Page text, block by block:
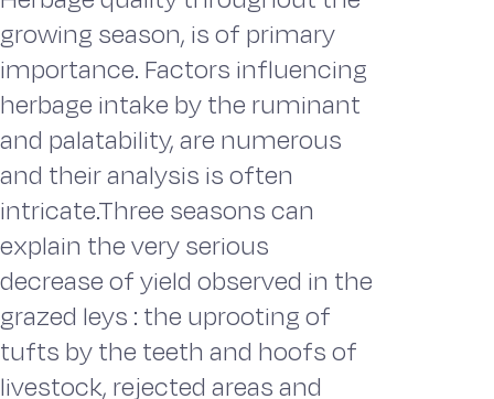
growing season, is of primary
importance. Factors influencing
herbage intake by the ruminant
and palatability, are numerous
and their analysis is often
intricate.Three seasons can
explain the very serious
decrease of yield observed in the
grazed leys : the uprooting of
tufts by the teeth and hoofs of
livestock, rejected areas and